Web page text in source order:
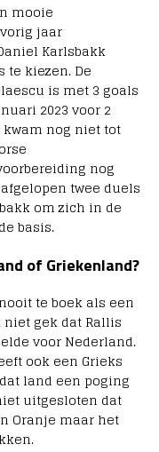
mooie
jaar
Karlsbakk
te kiezen. De
is met 3 goals
2023 voor 2
nog niet tot
nog
twee duels
om zich in de
basis.
of Griekenland?
te boek als een
gek dat Rallis
voor Nederland.
ook een Grieks
land een poging
uitgesloten dat
Oranje maar het